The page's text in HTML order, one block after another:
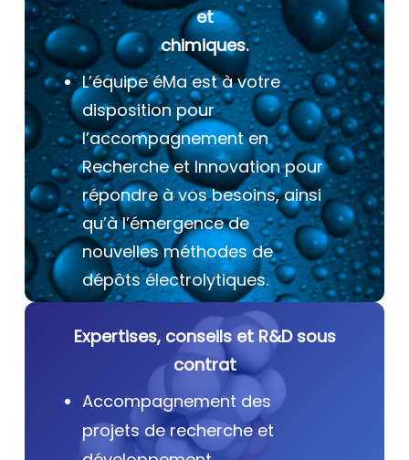
et
chimiques.
L’équipe éMa est à votre
disposition pour
l’accompagnement en
Recherche et Innovation pour
répondre à vos besoins, ainsi
qu’à l’émergence de
nouvelles méthodes de
dépôts électrolytiques.
Expertises, conseils et R&D sous
contrat
Accompagnement des
projets de recherche et